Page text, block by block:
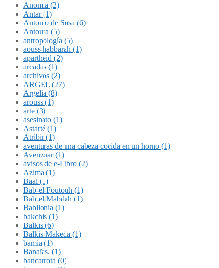
Anomia (2)
Antar (1)
Antonio de Sosa (6)
Antoura (5)
antropología (5)
aouss habbarah (1)
apartheid (2)
arcadas (1)
archivos (2)
ARGEL (27)
Argelia (8)
arouss (1)
arte (3)
asesinato (1)
Astarté (1)
Atribir (1)
aventuras de una cabeza cocida en un horno (1)
Avenzoar (1)
avisos de e-Libro (2)
Azima (1)
Baal (1)
Bab-el-Foutouh (1)
Bab-el-Mabdah (1)
Babilonia (1)
bakchis (1)
Balkis (6)
Balkis-Makeda (1)
bamia (1)
Banaïas. (1)
bancarrota (0)